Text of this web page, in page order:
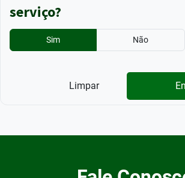
serviço?
Sim Não
Limpar